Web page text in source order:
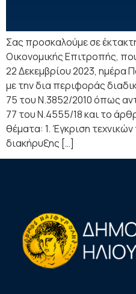
Σας προσκαλούμε σε
Οικονομικής Επιτροπής,
22 Δεκεμβρίου 2023, ημέρα
με την δια περιφοράς
75 του Ν.3852/2010 όπως
77 του Ν.4555/18 και το
θέματα: 1. Έγκριση
διακήρυξης […]